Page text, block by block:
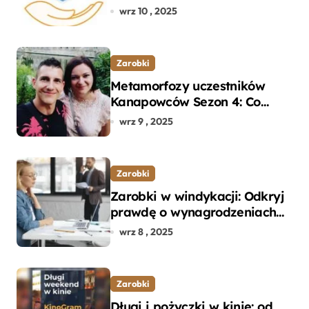
wyborem ubezpieczenia OC i
wrz 10 , 2025
Zarobki
Metamorfozy uczestników
Kanapowców Sezon 4: Co
naprawdę zaskoczyło
wrz 9 , 2025
Zarobki
Zarobki w windykacji: Odkryj
prawdę o wynagrodzeniach
specjalistów w branży
wrz 8 , 2025
Zarobki